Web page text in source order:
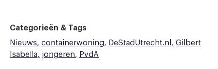
Categorieën & Tags
Nieuws
containerwoning DeStadUtrecht.nl
Gilbert
Isabella
jongeren PvdA